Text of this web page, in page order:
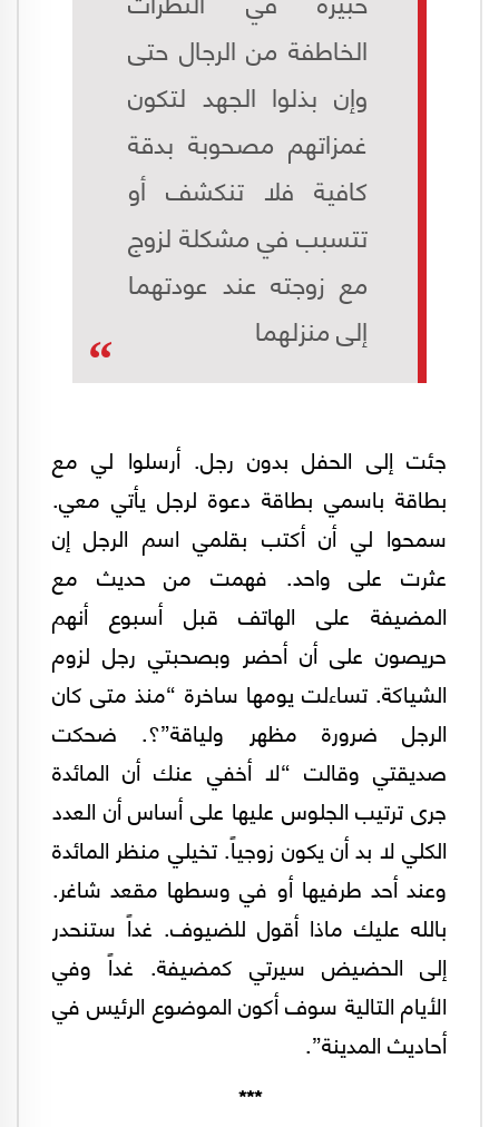
الخاطفة من الرجال حتى
وإن بذلوا الجهد لتكون
غمزاتهم مصحوبة بدقة
كافية فلا تنكشف أو
تتسبب في مشكلة لزوج
مع زوجته عند عودتهما
إلى منزلهما
جئت إلى الحفل بدون رجل. أرسلوا لي مع
بطاقة باسمي بطاقة دعوة لرجل يأتي معي.
سمحوا لي أن أكتب بقلمي اسم الرجل إن
عثرت على واحد. فهمت من حديث مع
المضيفة على الهاتف قبل أسبوع أنهم
حريصون على أن أحضر وبصحبتي رجل لزوم
الشياكة. تساءلت يومها ساخرة “منذ متى كان
الرجل ضرورة مظهر ولياقة”؟. ضحكت
صديقتي وقالت “لا أخفي عنك أن المائدة
جرى ترتيب الجلوس عليها على أساس أن العدد
الكلي لا بد أن يكون زوجياً. تخيلي منظر المائدة
وعند أحد طرفيها أو في وسطها مقعد شاغر.
بالله عليك ماذا أقول للضيوف. غداً ستنحدر
إلى الحضيض سيرتي كمضيفة. غداً وفي
الأيام التالية سوف أكون الموضوع الرئيس في
أحاديث المدينة”.
***